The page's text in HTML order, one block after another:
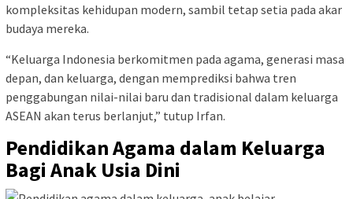
kompleksitas kehidupan modern, sambil tetap setia pada akar
budaya mereka.
“Keluarga Indonesia berkomitmen pada agama, generasi masa
depan, dan keluarga, dengan memprediksi bahwa tren
penggabungan nilai-nilai baru dan tradisional dalam keluarga
ASEAN akan terus berlanjut,” tutup Irfan.
Pendidikan Agama dalam Keluarga
Bagi Anak Usia Dini